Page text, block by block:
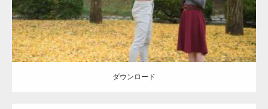
ダウンロード